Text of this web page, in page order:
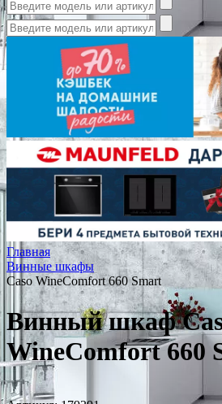
Главная
Винные шкафы
Caso WineComfort 660 Smart
Винный шкаф
WineComfort 660